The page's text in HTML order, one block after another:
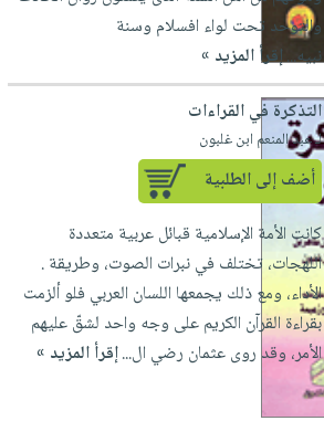
والتوحد تحت لواء افسلام وسنة
نبيه...إقرأ المزيد »
التذكرة في القراءات
لـ عبد المنعم ابن غلبون
أضف إلى الطلبية
كانت الأمة الإسلامية قبائل عربية متعددة
اللهجات، تختلف في نبرات الصوت، وطريقة .
الأداء، ومع ذلك يجمعها اللسان العربي فلو ألزمت
بقراءة القرآن الكريم على وجه واحد لشقّ عليهم
الأمر، وقد روى عثمان رضي ال...إقرأ المزيد »